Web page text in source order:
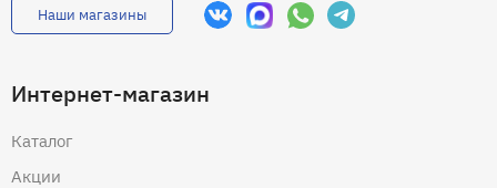
Наши магазины
Интернет-магазин
Каталог
Акции